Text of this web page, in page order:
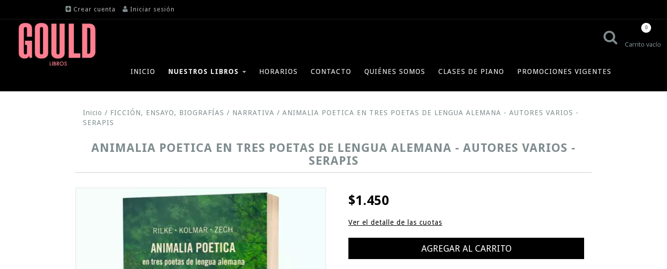
Crear cuenta Iniciar sesión
Carrito vacío
0
INICIO NUESTROS LIBROS HORARIOS CONTACTO QUIÉNES SOMOS CLASES DE PIANO PROMOCIONES VIGENTES
Inicio / FICCIÓN, ENSAYO, BIOGRAFÍAS / NARRATIVA / ANIMALIA POETICA EN TRES POETAS DE LENGUA ALEMANA - AUTORES VARIOS -
SERAPIS
ANIMALIA POETICA EN TRES POETAS DE LENGUA ALEMANA - AUTORES VARIOS -
SERAPIS
$1.450
Ver el detalle de las cuotas